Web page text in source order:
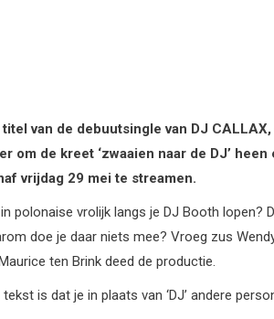
van de debuutsingle van DJ
om de kreet ‘zwaaien naar de DJ’
vrijdag 29 mei te streamen.
polonaise vrolijk langs je DJ Booth
doe je daar niets mee? Vroeg zus
ten Brink deed de productie.
is dat je in plaats van ‘DJ’ andere